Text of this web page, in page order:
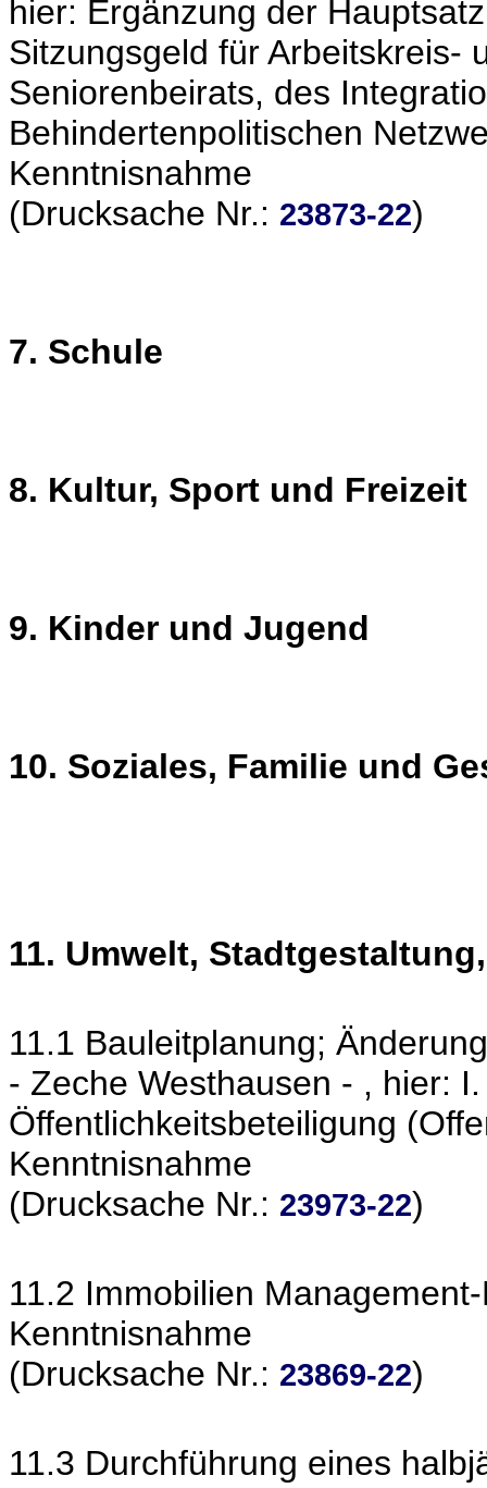
hier: Ergänzung der
Sitzungsgeld für Arbeitskreis-
Seniorenbeirats, des
Behindertenpolitischen
Kenntnisnahme
(Drucksache Nr.: 23873-22)
7. Schule
8. Kultur, Sport und Freizeit
9. Kinder und Jugend
10. Soziales, Familie und
11. Umwelt,
11.1 Bauleitplanung;
- Zeche Westhausen - , hier:
Öffentlichkeitsbeteiligung
Kenntnisnahme
(Drucksache Nr.: 23973-22)
11.2 Immobilien
Kenntnisnahme
(Drucksache Nr.: 23869-22)
11.3 Durchführung eines